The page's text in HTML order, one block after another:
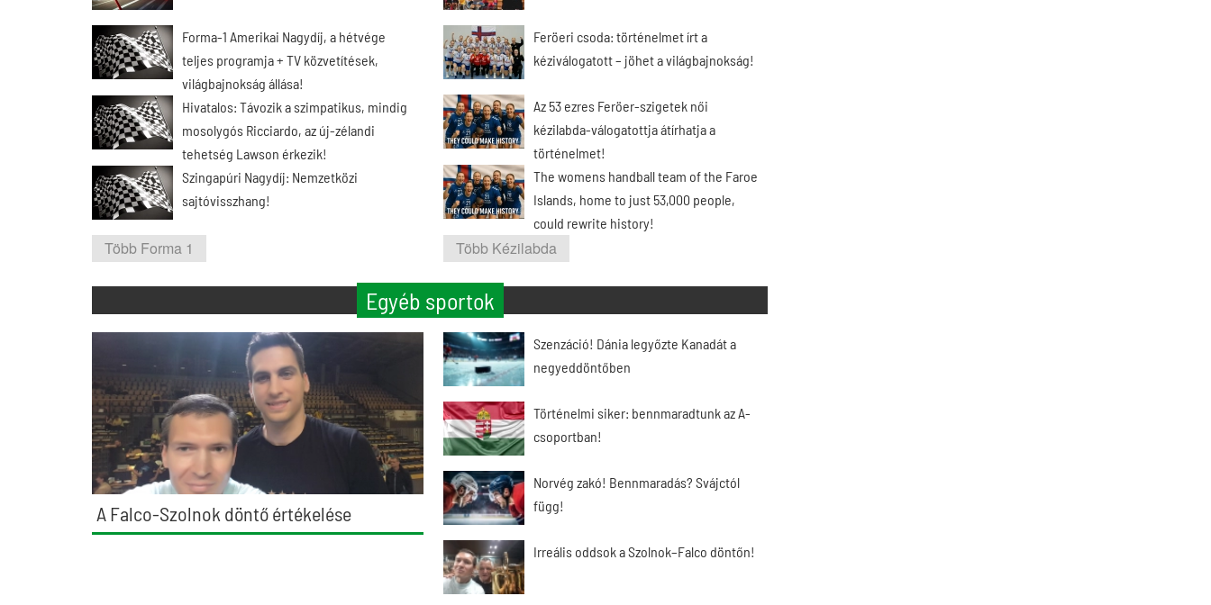
Forma-1 Amerikai Nagydíj, a hétvége
teljes programja + TV közvetítések,
világbajnokság állása!
Hivatalos: Távozik a szimpatikus, mindig
mosolygós Ricciardo, az új-zélandi
tehetség Lawson érkezik!
Szingapúri Nagydíj: Nemzetközi
sajtóvisszhang!
Több Forma 1
Feröeri csoda: történelmet írt a
kéziválogatott – jöhet a világbajnokság!
Az 53 ezres Feröer-szigetek női
kézilabda-válogatottja átírhatja a
történelmet!
The womens handball team of the Faroe
Islands, home to just 53,000 people,
could rewrite history!
Több Kézilabda
Egyéb sportok
A Falco-Szolnok döntő értékelése
Szenzáció! Dánia legyőzte Kanadát a
negyeddöntőben
Történelmi siker: bennmaradtunk az A-
csoportban!
Norvég zakó! Bennmaradás? Svájctól
függ!
Irreális oddsok a Szolnok–Falco döntőn!